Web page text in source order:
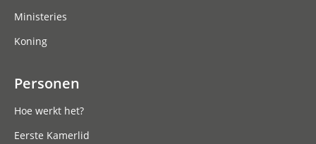
Ministeries
Koning
Personen
Hoe werkt het?
Eerste Kamerlid